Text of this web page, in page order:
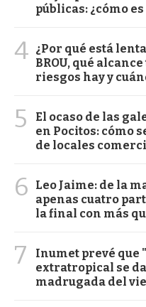
públicas: ¿cómo
4 ¿Por qué está
BROU, qué
riesgos hay y
5
El ocaso de las
en Pocitos: cómo
de locales
6
Leo Jaime: de la
apenas cuatro
la final con más
7
Inumet prevé que
extratropical se
madrugada del